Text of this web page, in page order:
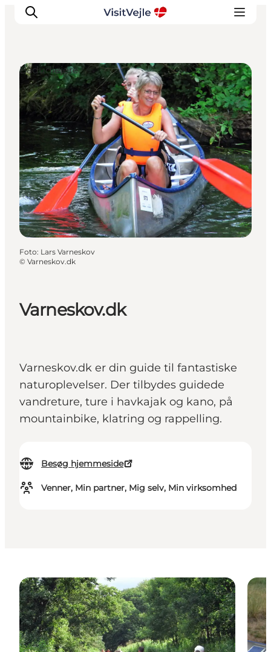
Oplevelser
Det sker
Planlæg dit besøg
Inspiration
Varneskov.dk
Varneskov.dk er din guide til fantastiske
naturoplevelser. Der tilbydes guidede
vandreture, ture i havkajak og kano, på
mountainbike, klatring og rappelling.
Besøg hjemmeside
Venner, Min partner, Mig selv, Min virksomhed
Bådudlejere
Foto: Lars Varneskov
© Varneskov.dk